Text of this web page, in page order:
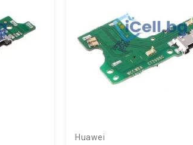
Huawei